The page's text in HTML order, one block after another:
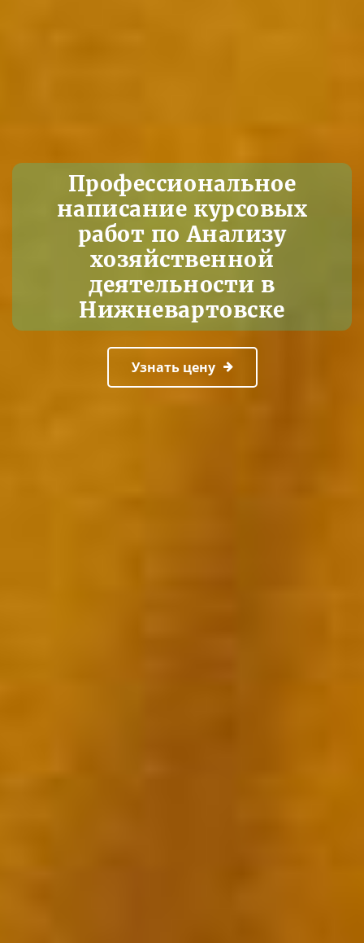
Профессиональное
написание курсовых
работ по Анализу
хозяйственной
деятельности в
Нижневартовске
Узнать цену